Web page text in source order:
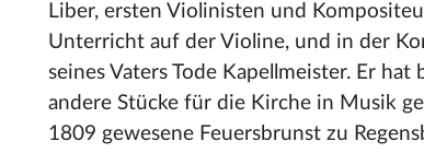
Liber, ersten Violinisten und
Unterricht auf der Violine, und in der
seines Vaters Tode Kapellmeister. Er
andere Stücke für die Kirche in Musik
1809 gewesene Feuersbrunst zu